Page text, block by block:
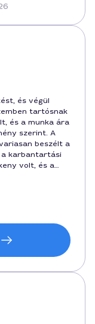
és végül
tartósnak
és a munka ára
szerint. A
beszélt a
karbantartási
volt, és a